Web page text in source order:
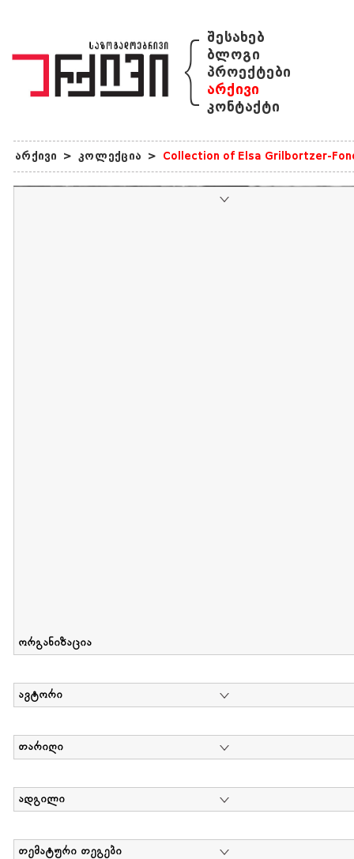
{ შესახებ
ბლოგი
პროექტები
არქივი
კონტაქტი
არქივი > კოლექცია > Collection of Elsa Grilbortzer-
ორგანიზაცია
ავტორი
თარიღი
ადგილი
თემატური თეგები